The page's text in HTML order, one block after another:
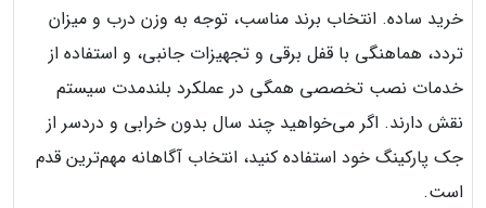
خرید ساده. انتخاب برند مناسب، توجه به وزن درب و میزان
تردد، هماهنگی با قفل برقی و تجهیزات جانبی، و استفاده از
خدمات نصب تخصصی همگی در عملکرد بلندمدت سیستم
نقش دارند. اگر می‌خواهید چند سال بدون خرابی و دردسر از
جک پارکینگ خود استفاده کنید، انتخاب آگاهانه مهم‌ترین قدم
است.